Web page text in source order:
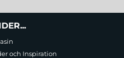
och Inspiration